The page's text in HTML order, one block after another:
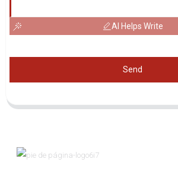
AI Helps Write
Send